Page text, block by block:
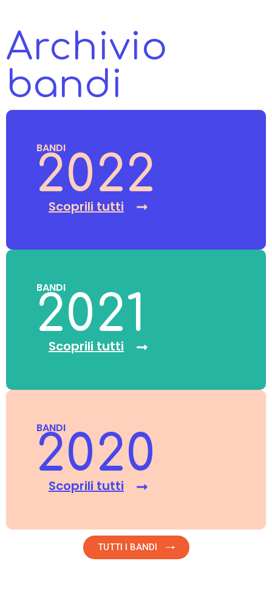
Archivio
bandi
BANDI
2022
Scoprili tutti
BANDI
2021
Scoprili tutti
BANDI
2020
Scoprili tutti
TUTTI I BANDI